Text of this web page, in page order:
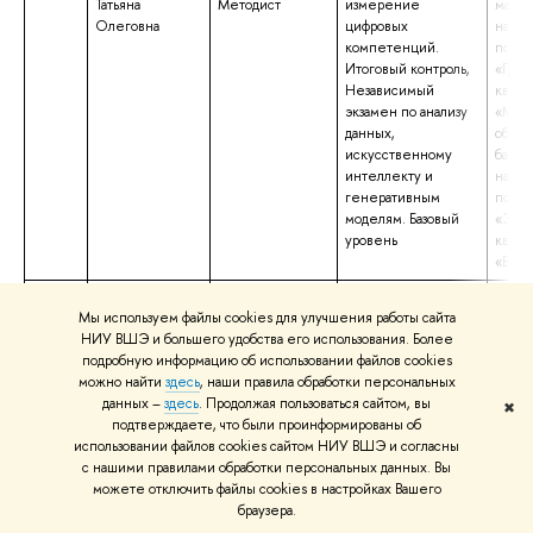
Мы используем файлы cookies для улучшения работы сайта
НИУ ВШЭ и большего удобства его использования. Более
подробную информацию об использовании файлов cookies
можно найти здесь, наши правила обработки персональных
данных –здесь. Продолжая пользоваться сайтом, вы
подтверждаете, что были проинформированы об
использовании файлов cookies сайтом НИУ ВШЭ и согласны
с нашими правилами обработки персональных данных. Вы
можете отключить файлы cookies в настройках Вашего
браузера.
✖
Татьяна
Олеговна
Методист
измерение
цифровых
компетенций.
Итоговый контроль,
Независимый
экзамен по анализу
данных,
искусственному
интеллекту и
генеративным
моделям. Базовый
уровень
Андрей
Михайлович
культура